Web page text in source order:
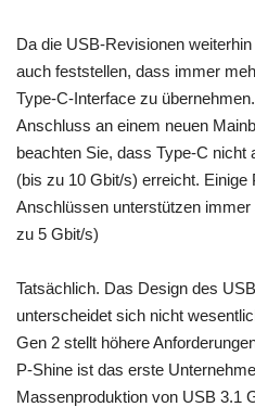
Da die USB-Revisionen
auch feststellen, dass immer
Type-C-Interface zu
Anschluss an einem neuen
beachten Sie, dass Type-C
(bis zu 10 Gbit/s) erreicht. Einige
Anschlüssen unterstützen
zu 5 Gbit/s)
Tatsächlich. Das Design des
unterscheidet sich nicht
Gen 2 stellt höhere
P-Shine ist das erste
Massenproduktion von USB 3.1